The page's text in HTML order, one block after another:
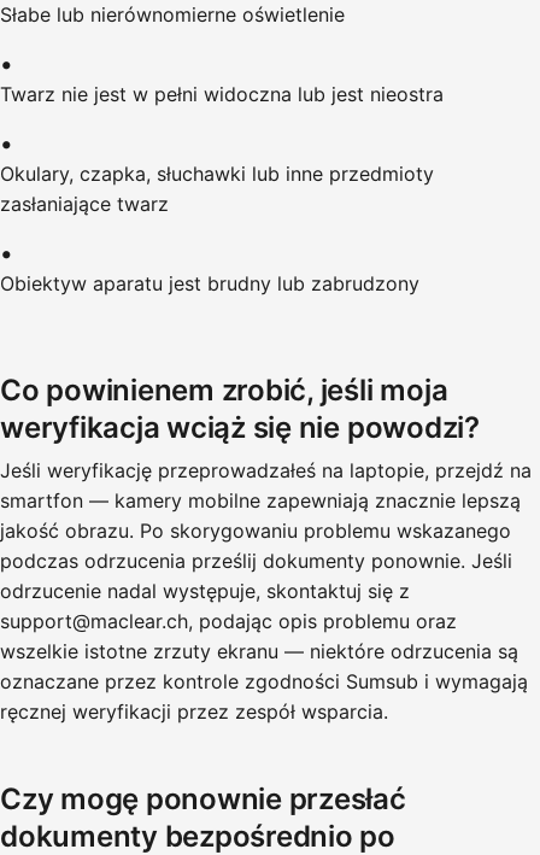
Słabe lub nierównomierne oświetlenie
Twarz nie jest w pełni widoczna lub jest nieostra
Okulary, czapka, słuchawki lub inne przedmioty
zasłaniające twarz
Obiektyw aparatu jest brudny lub zabrudzony
Co powinienem zrobić, jeśli moja
weryfikacja wciąż się nie powodzi?
Jeśli weryfikację przeprowadzałeś na laptopie, przejdź na
smartfon — kamery mobilne zapewniają znacznie lepszą
jakość obrazu. Po skorygowaniu problemu wskazanego
podczas odrzucenia prześlij dokumenty ponownie. Jeśli
odrzucenie nadal występuje, skontaktuj się z
support@maclear.ch, podając opis problemu oraz
wszelkie istotne zrzuty ekranu — niektóre odrzucenia są
oznaczane przez kontrole zgodności Sumsub i wymagają
ręcznej weryfikacji przez zespół wsparcia.
Czy mogę ponownie przesłać
dokumenty bezpośrednio po